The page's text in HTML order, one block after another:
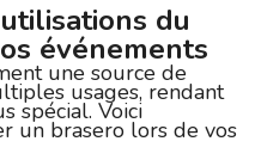
du
événements
une source de
usages, rendant
spécial. Voici
un brasero lors de vos